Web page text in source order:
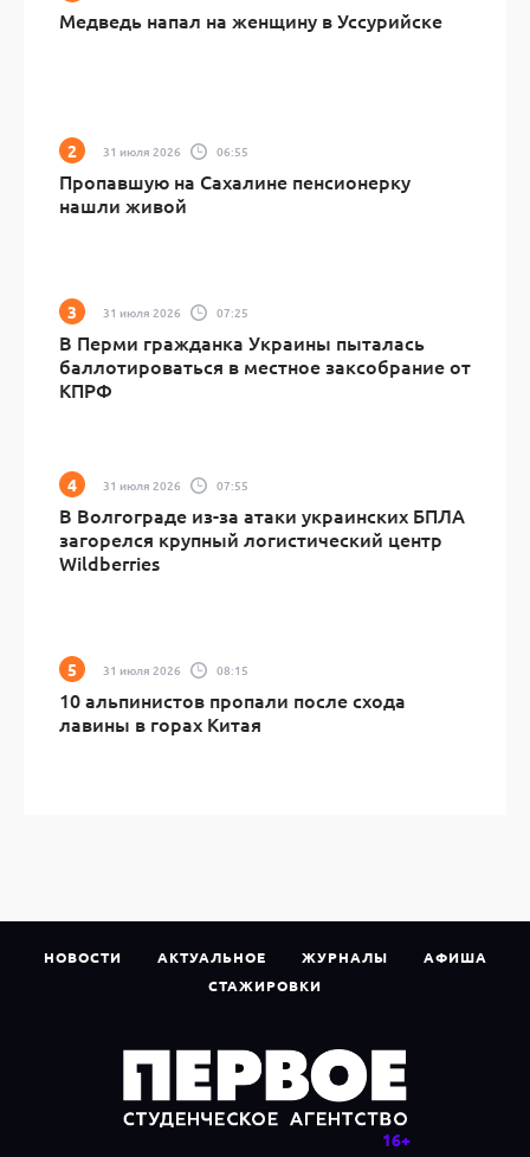
Медведь напал на женщину в Уссурийске
31 июля 2026 06:55
Пропавшую на Сахалине пенсионерку
нашли живой
31 июля 2026 07:25
В Перми гражданка Украины пыталась
баллотироваться в местное заксобрание от
КПРФ
31 июля 2026 07:55
В Волгограде из-за атаки украинских БПЛА
загорелся крупный логистический центр
Wildberries
31 июля 2026 08:15
10 альпинистов пропали после схода
лавины в горах Китая
НОВОСТИ АКТУАЛЬНОЕ ЖУРНАЛЫ
АФИША
СТАЖИРОВКИ